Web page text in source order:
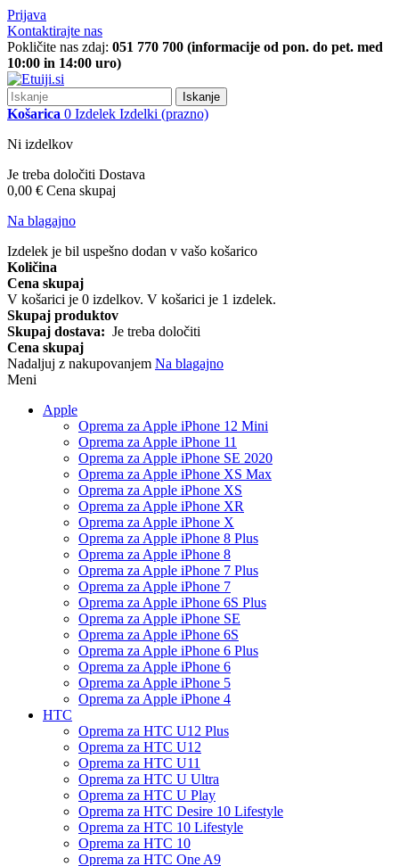
Prijava
Kontaktirajte nas
Pokličite nas zdaj: 051 770 700 (informacije od pon. do pet. med
10:00 in 14:00 uro)
Iskanje
Košarica 0 Izdelek Izdelki (prazno)
Ni izdelkov
Je treba določiti Dostava
0,00 € Cena skupaj
Na blagajno
Izdelek je bil uspešno dodan v vašo košarico
Količina
Cena skupaj
V košarici je 0 izdelkov. V košarici je 1 izdelek.
Skupaj produktov
Skupaj dostava: Je treba določiti
Cena skupaj
Nadaljuj z nakupovanjem Na blagajno
Meni
Apple
Oprema za Apple iPhone 12 Mini
Oprema za Apple iPhone 11
Oprema za Apple iPhone SE 2020
Oprema za Apple iPhone XS Max
Oprema za Apple iPhone XS
Oprema za Apple iPhone XR
Oprema za Apple iPhone X
Oprema za Apple iPhone 8 Plus
Oprema za Apple iPhone 8
Oprema za Apple iPhone 7 Plus
Oprema za Apple iPhone 7
Oprema za Apple iPhone 6S Plus
Oprema za Apple iPhone SE
Oprema za Apple iPhone 6S
Oprema za Apple iPhone 6 Plus
Oprema za Apple iPhone 6
Oprema za Apple iPhone 5
Oprema za Apple iPhone 4
HTC
Oprema za HTC U12 Plus
Oprema za HTC U12
Oprema za HTC U11
Oprema za HTC U Ultra
Oprema za HTC U Play
Oprema za HTC Desire 10 Lifestyle
Oprema za HTC 10 Lifestyle
Oprema za HTC 10
Oprema za HTC One A9